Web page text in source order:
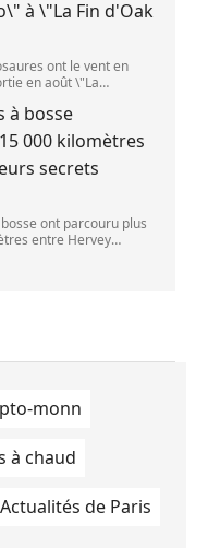
à \"La Fin d'Oak
ont le vent en
en août \"La
HILVERDA /
à bosse
000 kilomètres
secrets
ont parcouru plus
entre Hervey
monn
à chaud
Actualités de Paris